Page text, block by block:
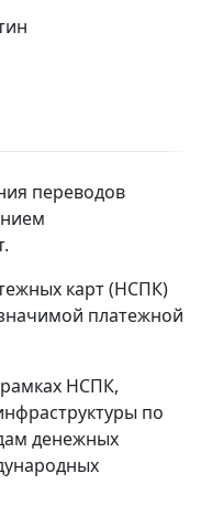
переводов
карт (НСПК)
платежной
НСПК,
по
денежных